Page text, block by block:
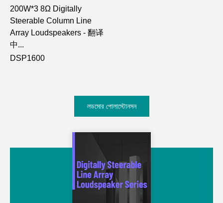
200W*3 8Ω Digitally
Steerable Column Line
Array Loudspeakers - 翻译
中...
DSP1600
লডমোর পোলাস্টোনসন